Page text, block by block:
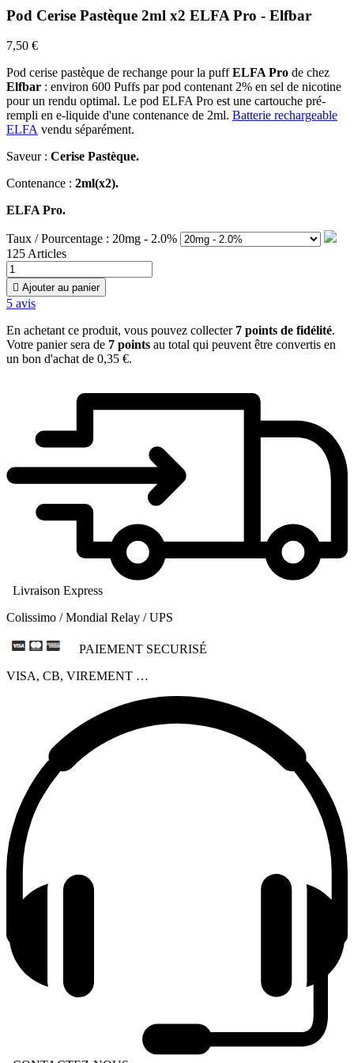
Pod Cerise Pastèque 2ml x2 ELFA Pro - Elfbar
7,50 €
Pod cerise pastèque de rechange pour la puffELFA Pro de chez
Elfbar : environ 600 Puffs par pod contenant 2% en sel de nicotine
pour un rendu optimal. Le pod ELFA Pro est une cartouche pré-
rempli en e-liquide d'une contenance de 2ml. Batterie rechargeable
ELFA vendu séparément.
Saveur : Cerise Pastèque.
Contenance : 2ml(x2).
ELFA Pro.
Taux / Pourcentage : 20mg - 2.0%
125 Articles
 Ajouter au panier
5 avis
En achetant ce produit, vous pouvez collecter 7 points de fidélité.
Votre panier sera de 7 points au total qui peuvent être convertis en
un bon d'achat de 0,35 €.
Livraison Express
Colissimo / Mondial Relay / UPS
PAIEMENT SECURISÉ
VISA, CB, VIREMENT …